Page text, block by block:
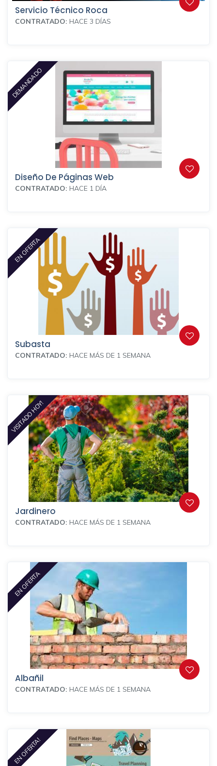
Servicio Técnico Roca
CONTRATADO: HACE 3 DÍAS
DEMANDADO
Diseño De Páginas Web
CONTRATADO: HACE 1 DÍA
EN OFERTA
Subasta
CONTRATADO: HACE MÁS DE 1 SEMANA
VISITADO HOY!
Jardinero
CONTRATADO: HACE MÁS DE 1 SEMANA
EN OFERTA
Albañil
CONTRATADO: HACE MÁS DE 1 SEMANA
EN OFERTA!